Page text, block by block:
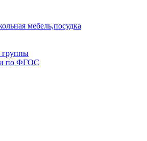
мебель,посудка
группы
по ФГОС